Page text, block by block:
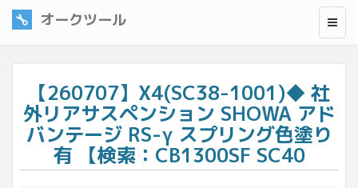
オークツール
【260707】X4(SC38-1001)◆ 社
外リアサスペンション SHOWA アド
バンテージ RS-γ スプリング色塗り
有 【検索：CB1300SF SC40